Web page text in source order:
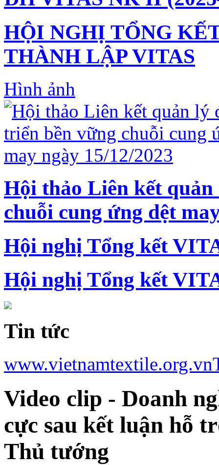
HỘI NGHỊ TỔNG
THÀNH LẬP VITAS
Hình ảnh
Hội thảo Liên kết
chuỗi cung ứng dệt
Hội nghị Tổng kết
Hội nghị Tổng kết
Tin tức
www.vietnamtextile.org.vn
Video clip - Doanh
cực sau kết luận hỗ
Thủ tướng